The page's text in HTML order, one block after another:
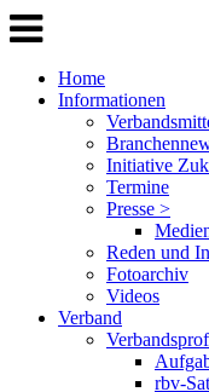
Home
Informationen
Initiative
Termine
Presse >
Reden und
Fotoarchiv
Videos
Verband
rbv-